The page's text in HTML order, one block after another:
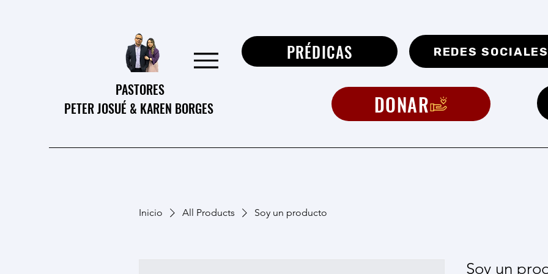
PASTORES
PETER JOSUÉ & KAREN BORGES
PRÉDICAS
DONAR
REDES SOCIALES
Inicio All Products Soy un producto
Soy un